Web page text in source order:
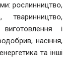
рослинництво,
тваринництво,
і
насіння,
та інші